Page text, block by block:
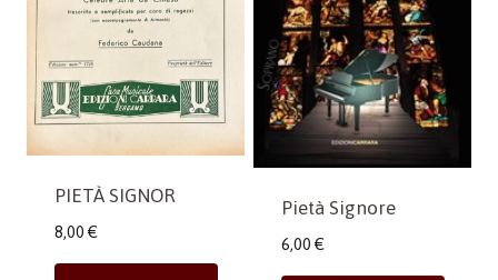
PIETÀ SIGNOR
8,00 €
Pietà Signore
6,00 €